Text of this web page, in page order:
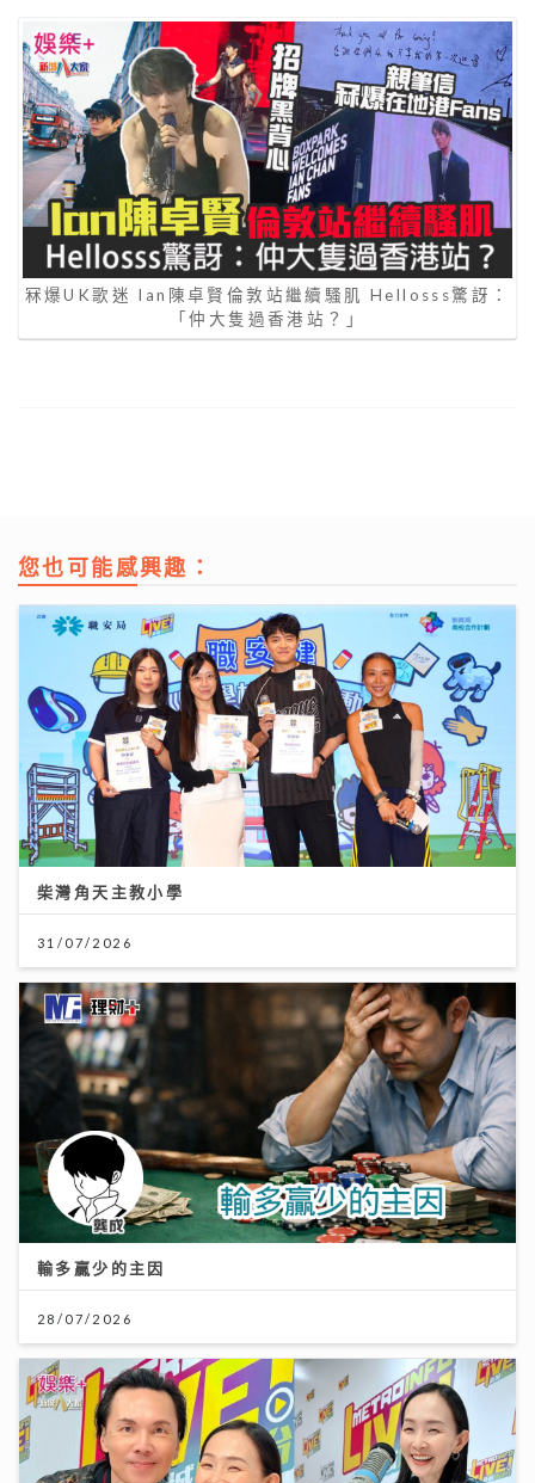
冧爆UK歌迷 Ian陳卓賢倫敦站繼續騷肌 Hellosss驚訝：
「仲大隻過香港站？」
您也可能感興趣：
柴灣角天主教小學
31/07/2026
輸多贏少的主因
28/07/2026